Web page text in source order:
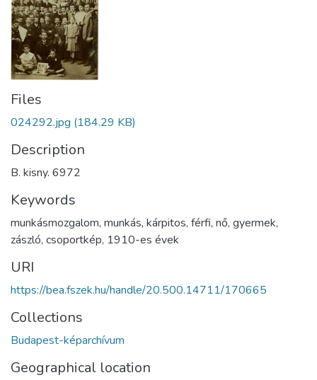
Files
024292.jpg (184.29 KB)
Description
B. kisny. 6972
Keywords
munkásmozgalom, munkás, kárpitos, férfi, nő, gyermek,
zászló, csoportkép, 1910-es évek
URI
https://bea.fszek.hu/handle/20.500.14711/170665
Collections
Budapest-képarchívum
Geographical location